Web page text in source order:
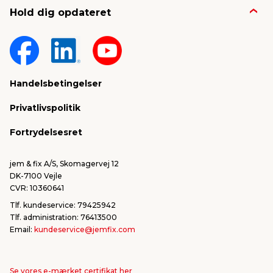
Fragt & levering
Nyheder & presse
Om jem & fix
Sponsorater & projekter
Hold dig opdateret
Handelsbetingelser
Privatlivspolitik
Fortrydelsesret
jem & fix A/S, Skomagervej 12
DK-7100 Vejle
CVR: 10360641
Tlf. kundeservice: 79425942
Tlf. administration: 76413500
Email: kundeservice@jemfix.com
Se vores e-mærket certifikat her